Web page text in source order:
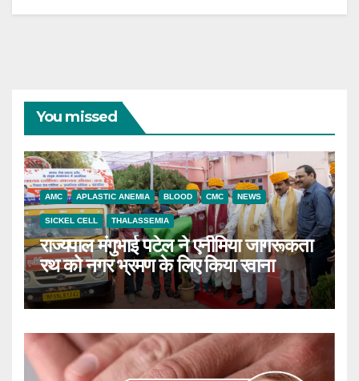
You missed
AMC APLASTIC ANEMIA BLOOD CMC NEWS
SICKEL CELL THALASSEMIA
राज्यपाल मंगुभाई पटेल ने एनीमिया जागरूकता
रथ को नगर भ्रमण के लिए किया रवाना